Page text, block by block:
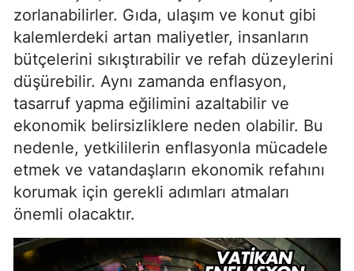
zorlanabilirler. Gıda, ulaşım ve konut gibi
kalemlerdeki artan maliyetler, insanların
bütçelerini sıkıştırabilir ve refah düzeylerini
düşürebilir. Aynı zamanda enflasyon,
tasarruf yapma eğilimini azaltabilir ve
ekonomik belirsizliklere neden olabilir. Bu
nedenle, yetkililerin enflasyonla mücadele
etmek ve vatandaşların ekonomik refahını
korumak için gerekli adımları atmaları
önemli olacaktır.